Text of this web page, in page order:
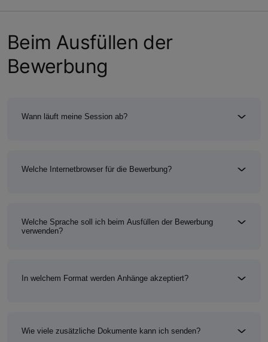
Beim Ausfüllen der
Bewerbung
Wann läuft meine Session ab?
Welche Internetbrowser für die Bewerbung?
Welche Sprache soll ich beim Ausfüllen der Bewerbung
verwenden?
In welchem Format werden Anhänge akzeptiert?
Wie viele zusätzliche Dokumente kann ich senden?